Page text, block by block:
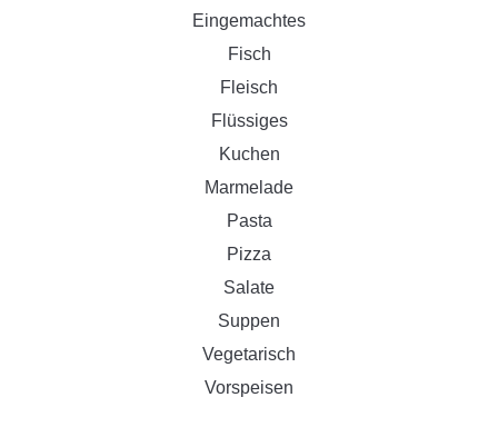
Eingemachtes
Fisch
Fleisch
Flüssiges
Kuchen
Marmelade
Pasta
Pizza
Salate
Suppen
Vegetarisch
Vorspeisen